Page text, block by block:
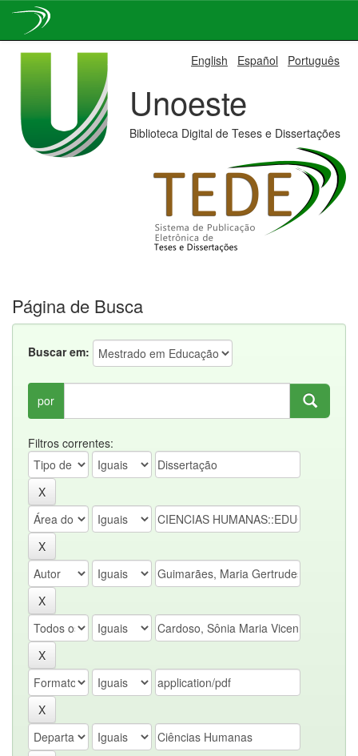
English Español Português
Unoeste
Biblioteca Digital de Teses e Dissertações
Página de Busca
Buscar em:
por
Filtros correntes: